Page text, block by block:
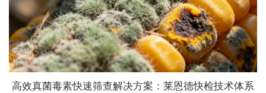
高效真菌毒素快速筛查解决方案：莱恩德快检技术体系